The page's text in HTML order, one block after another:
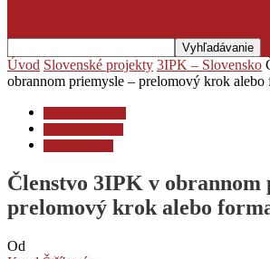
Úvod Slovenské projekty 3IPK – Slovensko
obrannom priemysle – prelomový krok alebo
Členstvo 3IPK v obrannom
prelomový krok alebo
Od